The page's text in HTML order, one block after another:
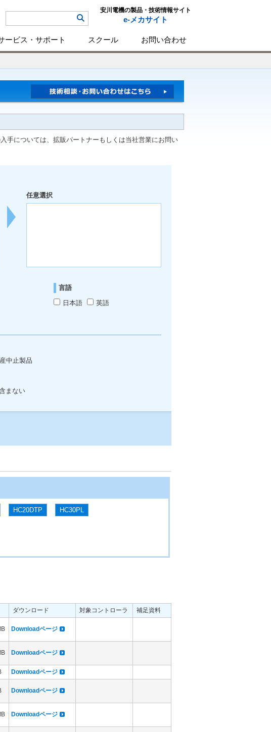
安川電機の製品・技術情報サイト
e-メカサイト
ービス・サポート スクール お問い合わせ
手については、拡販パートナーもしくは当社営業にお問い
任意選択
言語
日本語
英語
中止製品
まない
HC20DTP HC30PL
ダウンロード 対象コントローラ
補足資料
Downloadページ
Downloadページ
Downloadページ
Downloadページ
Downloadページ